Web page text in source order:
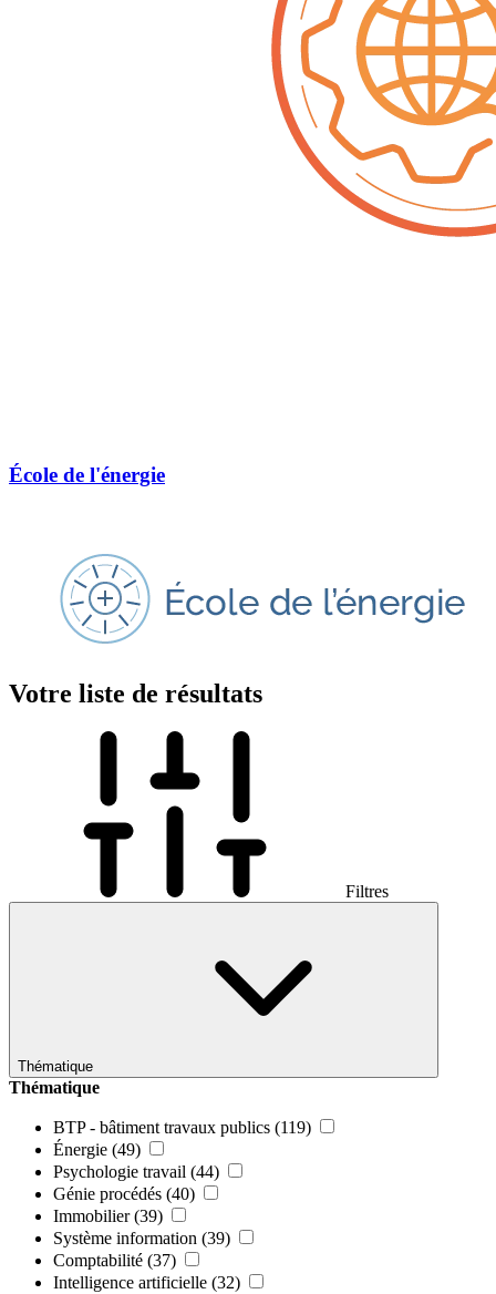
École de l'énergie
Votre liste de résultats
Filtres
Thématique
Thématique
BTP - bâtiment travaux publics (119)
Énergie (49)
Psychologie travail (44)
Génie procédés (40)
Immobilier (39)
Système information (39)
Comptabilité (37)
Intelligence artificielle (32)